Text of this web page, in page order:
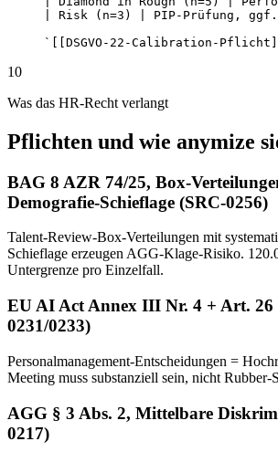
| Risk (n=3) | PIP-Prüfung, ggf.
`[[DSGVO-22-Calibration-
10
Was das HR-Recht verlangt
Pflichten und wie anymize
BAG 8 AZR 74/25, Box-
Demografie-Schieflage (SRC-0256)
Talent-Review-Box-Verteilungen mit
Schieflage erzeugen AGG-Klage-Risiko.
Untergrenze pro Einzelfall.
EU AI Act Annex III Nr. 4 + Art. 26
0231/0233)
Personalmanagement-Entscheidungen =
Meeting muss substanziell sein, nicht Rubber-
AGG § 3 Abs. 2, Mittelbare
0217)